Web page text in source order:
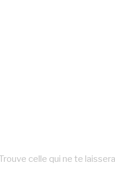
celle qui ne te